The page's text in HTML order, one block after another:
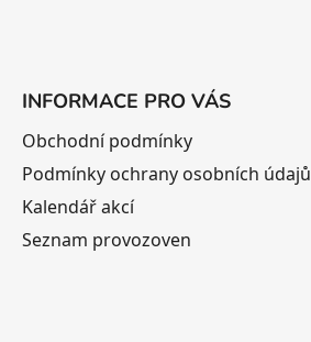
INFORMACE PRO VÁS
Obchodní podmínky
Podmínky ochrany osobních údajů
Kalendář akcí
Seznam provozoven